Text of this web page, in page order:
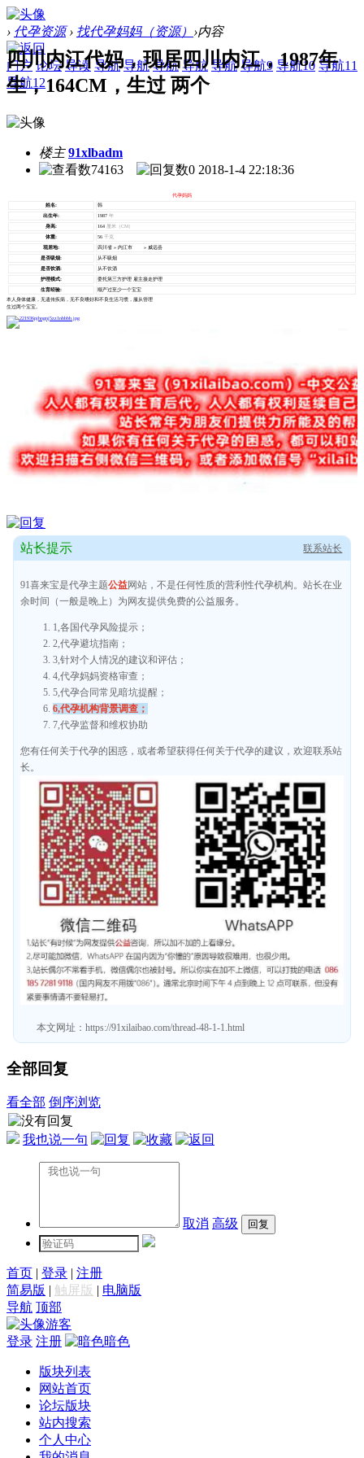
› 代孕资源 › 找代孕妈妈（资源） ›内容
门户 论坛 导读 导航 导航 导航 导航 导航 导航9 导航10 导航11
导航12
四川内江代妈，现居四川内江，1987年
生，164CM，生过 两个
楼主 91xlbadm
74163
0 2018-1-4 22:18:36
代孕妈妈
姓名:
韩
出生年: 1987 年
身高: 164 厘米（CM）
体重: 56 千克
现居地: 四川省 » 内江市 » 威远县
是否吸烟: 从不吸烟
是否饮酒: 从不饮酒
护理模式: 委托第三方护理 雇主接走护理
生育经验:
顺产过至少一个宝宝
本人身体健康，无遗传疾病，无不良嗜好和不良生活习惯，服从管理
生过两个宝宝。
站长提示
91喜来宝是代孕主题公益网站，不是任何性质的营利性代孕机构。站长在业
余时间（一般是晚上）为网友提供免费的公益服务。
1,各国代孕风险提示；
2,代孕避坑指南；
3,针对个人情况的建议和评估；
4,代孕妈妈资格审查；
5,代孕合同常见暗坑提醒；
6,代孕机构背景调查；
7,代孕监督和维权协助
您有任何关于代孕的困惑，或者希望获得任何关于代孕的建议，欢迎联系站
长。
本文网址： https://91xilaibao.com/thread-48-1-1.html
联系站长
全部回复
看全部 倒序浏览
我也说一句
取消 高级
首页 | 登录 | 注册
简易版 | 触屏版 | 电脑版
导航 顶部
游客
登录 注册 暗色
版块列表
网站首页
论坛版块
站内搜索
个人中心